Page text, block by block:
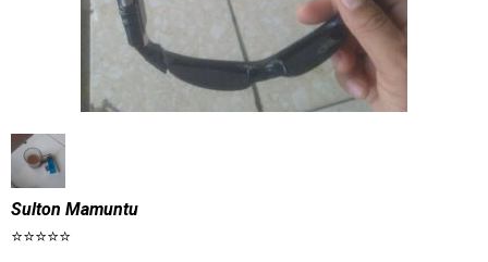
Sulton Mamuntu
⭐⭐⭐⭐⭐